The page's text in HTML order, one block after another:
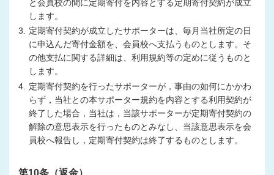
と会員校の間に定期寄付を内容とする定期寄付契約が成立
します。
3. 定期寄付契約が成立したサポーターは、毎月当社所定の日
に申込んだ寄付金額を、会員校へ支払うものとします。そ
の他支払に関する詳細は、利用規約等の定めに従うものと
します。
4. 定期寄付契約を行ったサポーターが，事由の如何にかかわ
らず，当社との本サポーター規約を内容とする利用契約が
終了した場合，当社は，当該サポーターが定期寄付契約の
解除の意思表示を行ったものとみなし、当該意思表示を会
員校へ報告し，定期寄付契約は終了するものとします。